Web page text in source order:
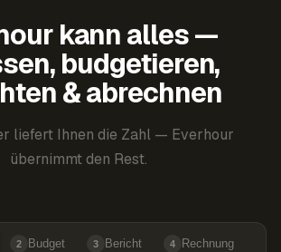
kann alles —
budgetieren,
& abrechnen
liefert Ihnen die Zahl — Everhour
übernimmt den Rest.
2 Budget 3 Bericht 4 Rechnung